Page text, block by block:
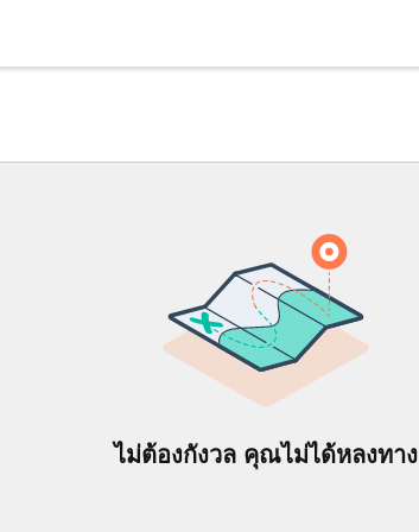
ไม่ต้องกังวล คุณไม่ได้หลงทาง